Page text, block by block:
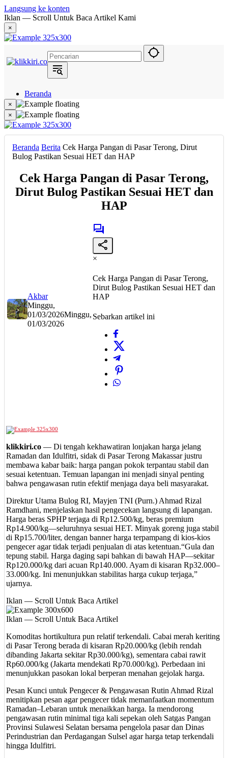
Langsung ke konten
Iklan — Scroll Untuk Baca Artikel Kami
×
Beranda
Hukum
Berita
Politik
Narasi
Metropolis
Eksekutif
×
×
Beranda Berita Cek Harga Pangan di Pasar Terong, Dirut
Bulog Pastikan Sesuai HET dan HAP
Cek Harga Pangan di Pasar Terong,
Dirut Bulog Pastikan Sesuai HET dan
HAP
Akbar
Minggu,
01/03/2026Minggu,
01/03/2026
×
Cek Harga Pangan di Pasar Terong,
Dirut Bulog Pastikan Sesuai HET dan
HAP
Sebarkan artikel ini
klikkiri.co — Di tengah kekhawatiran lonjakan harga jelang
Ramadan dan Idulfitri, sidak di Pasar Terong Makassar justru
membawa kabar baik: harga pangan pokok terpantau stabil dan
sesuai ketentuan. Temuan lapangan ini menjadi sinyal penting
bahwa pengawasan rutin efektif menjaga daya beli masyarakat.
Direktur Utama Bulog RI, Mayjen TNI (Purn.) Ahmad Rizal
Ramdhani, menjelaskan hasil pengecekan langsung di lapangan.
Harga beras SPHP terjaga di Rp12.500/kg, beras premium
Rp14.900/kg—seluruhnya sesuai HET. Minyak goreng juga stabil
di Rp15.700/liter, dengan banner harga terpampang di kios-kios
pengecer agar tidak terjadi penjualan di atas ketentuan.“Gula dan
tepung stabil. Harga daging sapi bahkan di bawah HAP—sekitar
Rp120.000/kg dari acuan Rp140.000. Ayam di kisaran Rp32.000–
33.000/kg. Ini menunjukkan stabilitas harga cukup terjaga,”
ujarnya.
Iklan — Scroll Untuk Baca Artikel
Iklan — Scroll Untuk Baca Artikel
Komoditas hortikultura pun relatif terkendali. Cabai merah keriting
di Pasar Terong berada di kisaran Rp20.000/kg (lebih rendah
dibanding Jakarta sekitar Rp30.000/kg), sementara cabai rawit
Rp60.000/kg (Jakarta mendekati Rp70.000/kg). Perbedaan ini
menunjukkan pasokan lokal berperan menahan gejolak harga.
Pesan Kunci untuk Pengecer & Pengawasan Rutin Ahmad Rizal
menitipkan pesan agar pengecer tidak memanfaatkan momentum
Ramadan–Lebaran untuk menaikkan harga. Ia mendorong
pengawasan rutin minimal tiga kali sepekan oleh Satgas Pangan
Provinsi Sulawesi Selatan bersama pengelola pasar dan Dinas
Perindustrian dan Perdagangan Sulsel agar harga tetap terkendali
hingga Idulfitri.